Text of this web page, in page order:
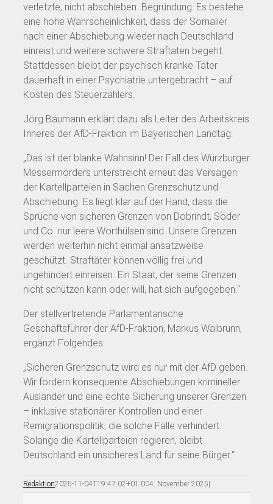
verletzte, nicht abschieben. Begründung: Es bestehe
eine hohe Wahrscheinlichkeit, dass der Somalier
nach einer Abschiebung wieder nach Deutschland
einreist und weitere schwere Straftaten begeht.
Stattdessen bleibt der psychisch kranke Täter
dauerhaft in einer Psychiatrie untergebracht – auf
Kosten des Steuerzahlers.
Jörg Baumann erklärt dazu als Leiter des Arbeitskreis
Inneres der AfD-Fraktion im Bayerischen Landtag:
„Das ist der blanke Wahnsinn! Der Fall des Würzburger
Messermörders unterstreicht erneut das Versagen
der Kartellparteien in Sachen Grenzschutz und
Abschiebung. Es liegt klar auf der Hand, dass die
Sprüche von sicheren Grenzen von Dobrindt, Söder
und Co. nur leere Worthülsen sind. Unsere Grenzen
werden weiterhin nicht einmal ansatzweise
geschützt. Straftäter können völlig frei und
ungehindert einreisen. Ein Staat, der seine Grenzen
nicht schützen kann oder will, hat sich aufgegeben.“
Der stellvertretende Parlamentarische
Geschäftsführer der AfD-Fraktion, Markus Walbrunn,
ergänzt Folgendes:
„Sicheren Grenzschutz wird es nur mit der AfD geben.
Wir fordern konsequente Abschiebungen krimineller
Ausländer und eine echte Sicherung unserer Grenzen
– inklusive stationärer Kontrollen und einer
Remigrationspolitik, die solche Fälle verhindert.
Solange die Kartellparteien regieren, bleibt
Deutschland ein unsicheres Land für seine Bürger.“
Redaktion2025-11-04T19:47:02+01:004. November 2025|